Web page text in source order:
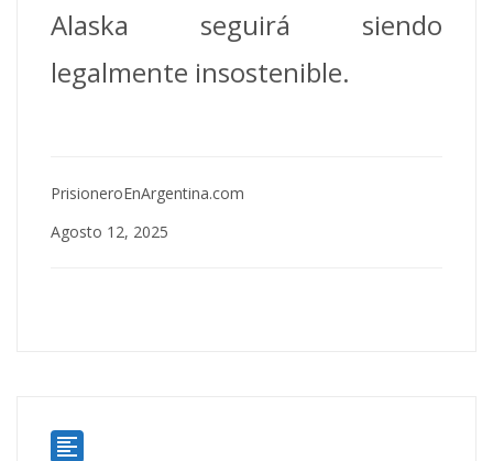
Alaska seguirá siendo
legalmente insostenible.
PrisioneroEnArgentina.com
Agosto 12, 2025
